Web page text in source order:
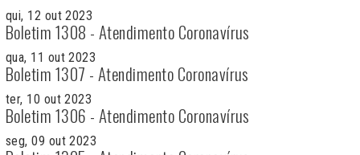
qui, 12 out 2023
Boletim 1308 - Atendimento Coronavírus
qua, 11 out 2023
Boletim 1307 - Atendimento Coronavírus
ter, 10 out 2023
Boletim 1306 - Atendimento Coronavírus
seg, 09 out 2023